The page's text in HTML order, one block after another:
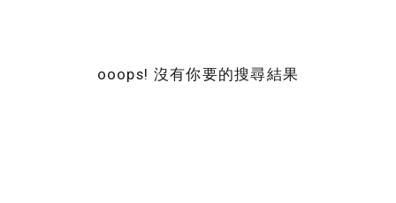
ooops! 沒有你要的搜尋結果